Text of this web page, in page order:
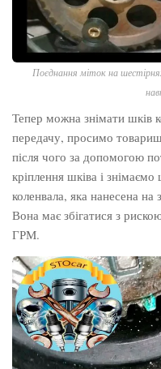
Поєднання міток на
Тепер можна знімати шків
передачу, просимо
після чого за допомогою
кріплення шківа і
коленвала, яка нанесена на
Вона має збігатися з
ГРМ.